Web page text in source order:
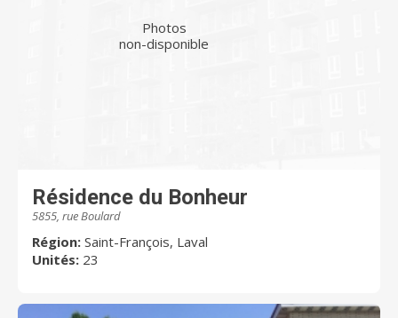
Photos
non-disponible
Résidence du Bonheur
5855, rue Boulard
Région: Saint-François, Laval
Unités: 23